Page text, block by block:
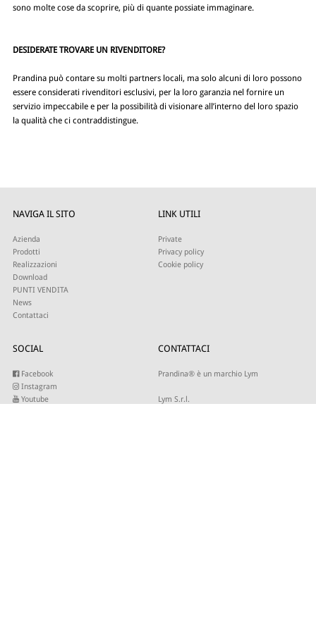
sono molte cose da scoprire, più di quante possiate immaginare.
DESIDERATE TROVARE UN RIVENDITORE?
Prandina può contare su molti partners locali, ma solo alcuni di loro possono
essere considerati rivenditori esclusivi, per la loro garanzia nel fornire un
servizio impeccabile e per la possibilità di visionare all’interno del loro spazio
la qualità che ci contraddistingue.
NAVIGA IL SITO
Azienda
Prodotti
Realizzazioni
Download
PUNTI VENDITA
News
Contattaci
LINK UTILI
Private
Privacy policy
Cookie policy
SOCIAL
Facebook
Instagram
Youtube
CONTATTACI
Prandina® è un marchio Lym
Lym S.r.l.